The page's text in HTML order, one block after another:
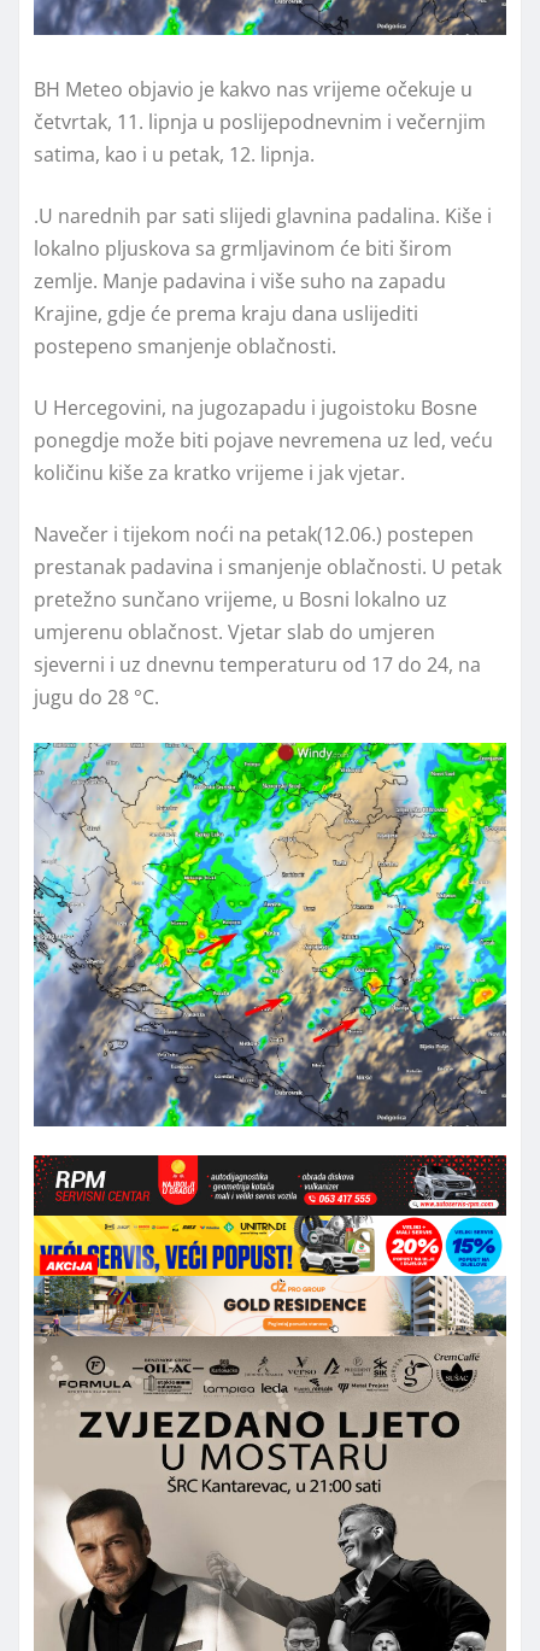
BH Meteo objavio je kakvo nas vrijeme očekuje u
četvrtak, 11. lipnja u poslijepodnevnim i večernjim
satima, kao i u petak, 12. lipnja.
.U narednih par sati slijedi glavnina padalina. Kiše i
lokalno pljuskova sa grmljavinom će biti širom
zemlje. Manje padavina i više suho na zapadu
Krajine, gdje će prema kraju dana uslijediti
postepeno smanjenje oblačnosti.
U Hercegovini, na jugozapadu i jugoistoku Bosne
ponegdje može biti pojave nevremena uz led, veću
količinu kiše za kratko vrijeme i jak vjetar.
Navečer i tijekom noći na petak(12.06.) postepen
prestanak padavina i smanjenje oblačnosti. U petak
pretežno sunčano vrijeme, u Bosni lokalno uz
umjerenu oblačnost. Vjetar slab do umjeren
sjeverni i uz dnevnu temperaturu od 17 do 24, na
jugu do 28 °C.